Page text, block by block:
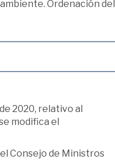
Ordenación del
2020, relativo al
modifica el
Consejo de Ministros